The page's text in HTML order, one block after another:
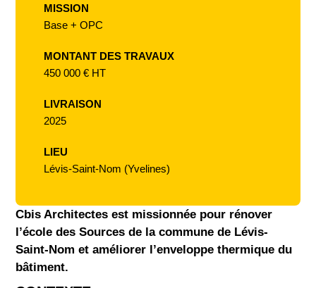
MISSION
Base + OPC
MONTANT DES TRAVAUX
450 000 € HT
LIVRAISON
2025
LIEU
Lévis-Saint-Nom (Yvelines)
Cbis Architectes est missionnée pour rénover
l’école des Sources de la commune de Lévis-
Saint-Nom et améliorer l’enveloppe thermique du
bâtiment.